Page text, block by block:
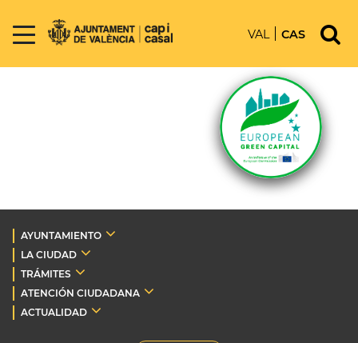
VAL CAS
AYUNTAMIENTO
LA CIUDAD
TRÁMITES
ATENCIÓN CIUDADANA
ACTUALIDAD